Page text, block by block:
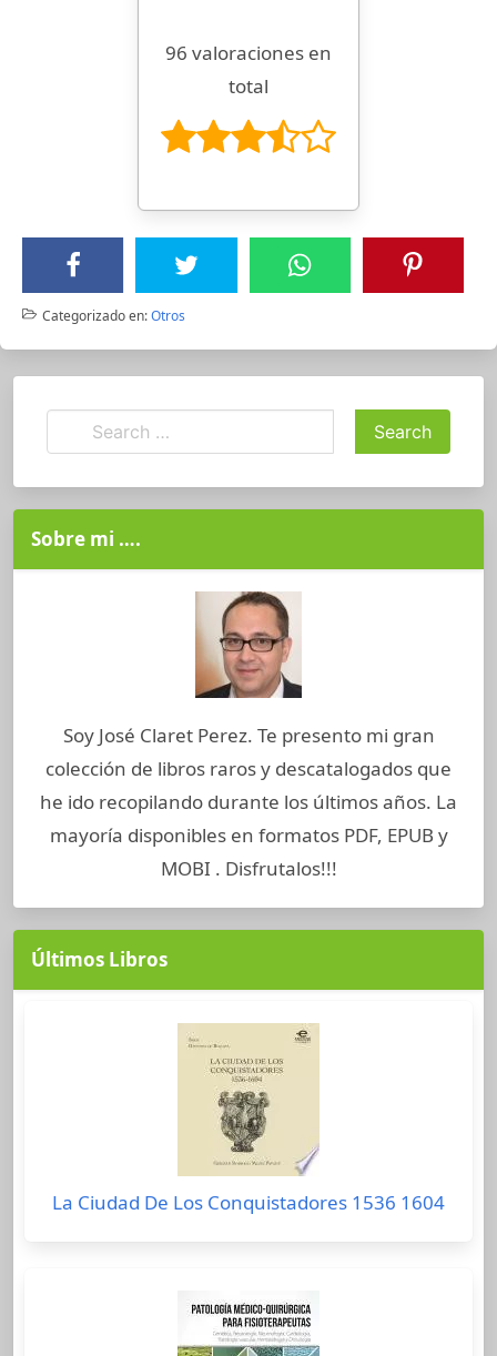
96 valoraciones en
total
Categorizado en:Otros
Sobre mi ….
Soy José Claret Perez. Te presento mi gran
colección de libros raros y descatalogados que
he ido recopilando durante los últimos años. La
mayoría disponibles en formatos PDF, EPUB y
MOBI . Disfrutalos!!!
Últimos Libros
La Ciudad De Los Conquistadores 1536 1604